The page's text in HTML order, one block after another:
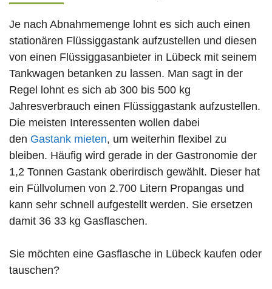
Je nach Abnahmemenge lohnt es sich auch einen
stationären Flüssiggastank aufzustellen und diesen
von einen Flüssiggasanbieter in Lübeck mit seinem
Tankwagen betanken zu lassen. Man sagt in der
Regel lohnt es sich ab 300 bis 500 kg
Jahresverbrauch einen Flüssiggastank aufzustellen.
Die meisten Interessenten wollen dabei
den Gastank mieten, um weiterhin flexibel zu
bleiben. Häufig wird gerade in der Gastronomie der
1,2 Tonnen Gastank oberirdisch gewählt. Dieser hat
ein Füllvolumen von 2.700 Litern Propangas und
kann sehr schnell aufgestellt werden. Sie ersetzen
damit 36 33 kg Gasflaschen.
Sie möchten eine Gasflasche in Lübeck kaufen oder
tauschen?